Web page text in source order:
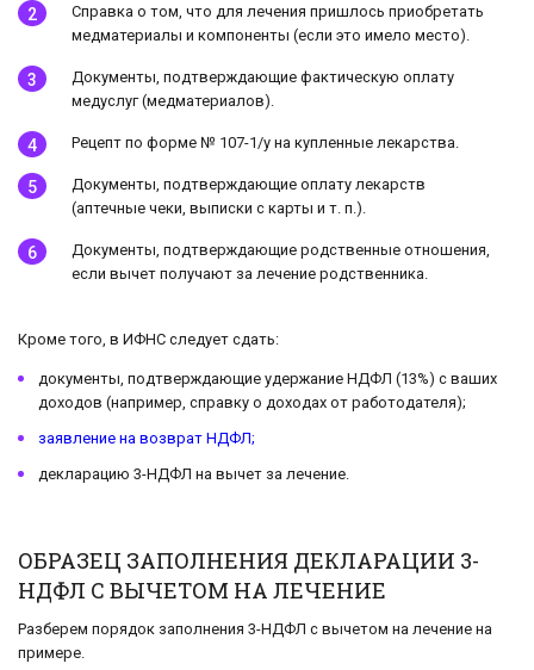
Справка о том, что для лечения пришлось приобретать
медматериалы и компоненты (если это имело место).
Документы, подтверждающие фактическую оплату
медуслуг (медматериалов).
Рецепт по форме № 107-1/у на купленные лекарства.
Документы, подтверждающие оплату лекарств
(аптечные чеки, выписки с карты и т. п.).
Документы, подтверждающие родственные отношения,
если вычет получают за лечение родственника.
Кроме того, в ИФНС следует сдать:
документы, подтверждающие удержание НДФЛ (13%) с ваших
доходов (например, справку о доходах от работодателя);
заявление на возврат НДФЛ;
декларацию 3-НДФЛ на вычет за лечение.
ОБРАЗЕЦ ЗАПОЛНЕНИЯ ДЕКЛАРАЦИИ 3-
НДФЛ С ВЫЧЕТОМ НА ЛЕЧЕНИЕ
Разберем порядок заполнения 3-НДФЛ с вычетом на лечение на
примере.